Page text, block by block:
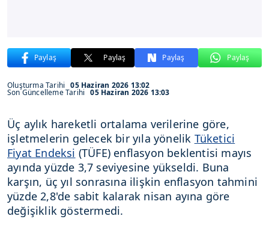
Paylaş Paylaş Paylaş Paylaş
Oluşturma Tarihi 05 Haziran 2026 13:02
Son Güncelleme Tarihi 05 Haziran 2026 13:03
Üç aylık hareketli ortalama verilerine göre,
işletmelerin gelecek bir yıla yönelik Tüketici
Fiyat Endeksi (TÜFE) enflasyon beklentisi mayıs
ayında yüzde 3,7 seviyesine yükseldi. Buna
karşın, üç yıl sonrasına ilişkin enflasyon tahmini
yüzde 2,8'de sabit kalarak nisan ayına göre
değişiklik göstermedi.